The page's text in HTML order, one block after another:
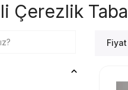
Çerezlik